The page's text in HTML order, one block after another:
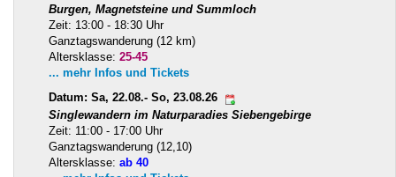
Burgen, Magnetsteine und Summloch
Zeit: 13:00 - 18:30 Uhr
Ganztagswanderung (12 km)
Altersklasse: 25-45
... mehr Infos und Tickets
Datum: Sa, 22.08.- So, 23.08.26
Singlewandern im Naturparadies Siebengebirge
Zeit: 11:00 - 17:00 Uhr
Ganztagswanderung (12,10)
Altersklasse: ab 40